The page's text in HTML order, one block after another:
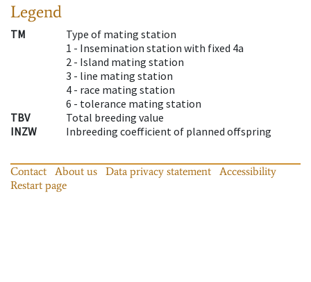
Legend
TM
Type of mating station
1 - Insemination station with fixed 4a
2 - Island mating station
3 - line mating station
4 - race mating station
6 - tolerance mating station
TBV
Total breeding value
INZW
Inbreeding coefficient of planned offspring
Contact About us Data privacy statement
Accessibility
Restart page